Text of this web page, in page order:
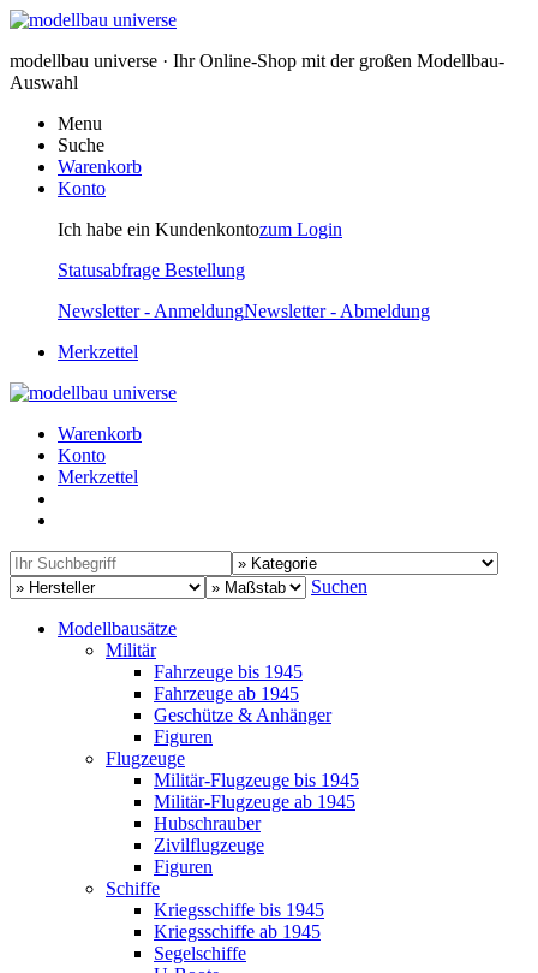
modellbau universe · Ihr Online-Shop mit der großen Modellbau-
Auswahl
Menu
Suche
Warenkorb
Konto
Ich habe ein Kundenkontozum Login
Statusabfrage Bestellung
Newsletter - AnmeldungNewsletter - Abmeldung
Merkzettel
Warenkorb
Konto
Merkzettel
Suchen
Modellbausätze
Militär
Fahrzeuge bis 1945
Fahrzeuge ab 1945
Geschütze & Anhänger
Figuren
Flugzeuge
Militär-Flugzeuge bis 1945
Militär-Flugzeuge ab 1945
Hubschrauber
Zivilflugzeuge
Figuren
Schiffe
Kriegsschiffe bis 1945
Kriegsschiffe ab 1945
Segelschiffe